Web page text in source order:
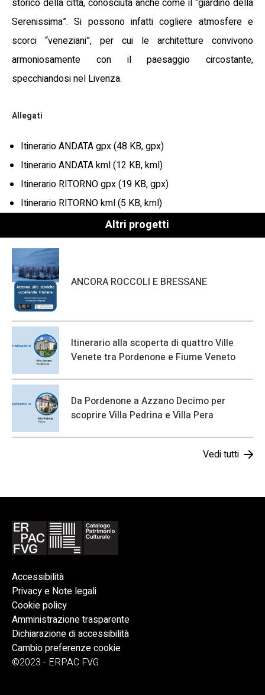
Serenissima”. Si possono infatti cogliere atmosfere e
scorci “veneziani”, per cui le architetture convivono
armoniosamente con il paesaggio circostante,
specchiandosi nel Livenza.
Allegati
Itinerario ANDATA gpx (48 KB, gpx)
Itinerario ANDATA kml (12 KB, kml)
Itinerario RITORNO gpx (19 KB, gpx)
Itinerario RITORNO kml (5 KB, kml)
Altri progetti
ANCORA ROCCOLI E BRESSANE
Itinerario alla scoperta di quattro Ville
Venete tra Pordenone e Fiume Veneto
Da Pordenone a Azzano Decimo per
scoprire Villa Pedrina e Villa Pera
Vedi tutti
Accessibilità
Privacy e Note legali
Cookie policy
Amministrazione trasparente
Dichiarazione di accessibilità
Cambio preferenze cookie
©2023 - ERPAC FVG